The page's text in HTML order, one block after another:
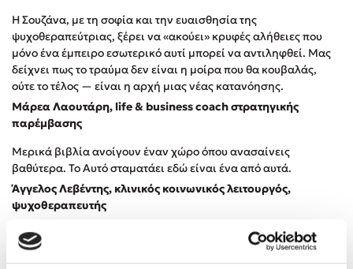
Μια λέξη που συχνά νιώθεις αλλά την αγνοείς
Τι είναι η νευροποικιλότητα; Η Δρ. Δανάη Δεληγεώργη
απαντά!
Συγχαρητήρια, Πέθανες! Μια ξενάγηση στον Άδη της
ελληνικής μυθολογίας
Εύκολη συνταγή για chicken BBQ pizza από τον Άκη
3 βιβλία που μπορείς να διαβάσεις σε μια μέρα!
Διακοπές με τα παιδιά: Η ανάγκη μας για παύση σε μετωπική
σύγκρουση με τη δική τους για εκτόνωση
Προσεχείς εκδηλώσεις
Η Σουζάνα, με τη σοφία και την ευαισθησία της
ψυχοθεραπεύτριας, ξέρει να «ακούει» κρυφές αλήθειες που
μόνο ένα έμπειρο εσωτερικό αυτί μπορεί να αντιληφθεί. Μας
δείχνει πως το τραύμα δεν είναι η μοίρα που θα κουβαλάς,
ούτε το τέλος — είναι η αρχή μιας νέας κατανόησης.
Μάρεα Λαουτάρη, life & business coach στρατηγικής
παρέμβασης
Μερικά βιβλία ανοίγουν έναν χώρο όπου ανασαίνεις
βαθύτερα. Το Αυτό σταματάει εδώ είναι ένα από αυτά.
Άγγελος Λεβέντης, κλινικός κοινωνικός λειτουργός,
ψυχοθεραπευτής